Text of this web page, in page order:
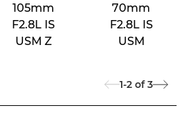
105mm
F2.8L IS
USM Z
70mm
F2.8L IS
USM
1-2 of 3